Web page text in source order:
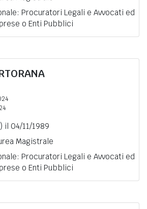
Procuratori Legali e Avvocati ed
o Enti Pubblici
il 04/11/1989
Magistrale
Procuratori Legali e Avvocati ed
o Enti Pubblici